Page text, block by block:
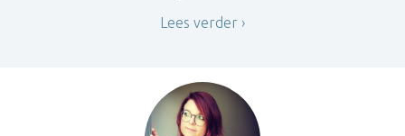
Lees verder